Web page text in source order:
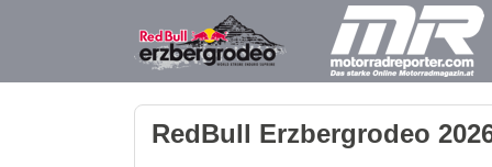
RedBull Erzbergrodeo